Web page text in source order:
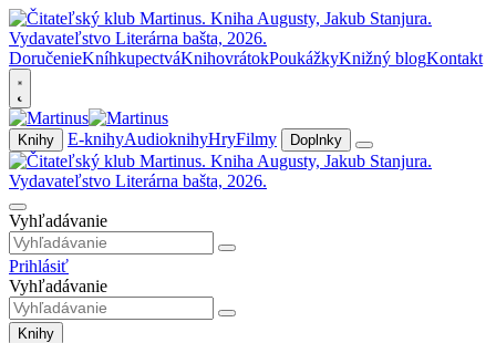
DoručenieKníhkupectváKnihovrátokPoukážkyKnižný blogKontakt
Knihy E-knihyAudioknihyHryFilmy Doplnky
Vyhľadávanie
Prihlásiť
Vyhľadávanie
Knihy